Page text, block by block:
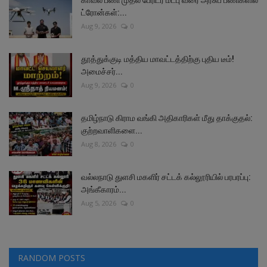
ட்ரோன்கள்:...
Aug 9, 2026 0
தூத்துக்குடி மத்திய மாவட்டத்திற்கு புதிய டீம்!
அமைச்சர்...
Aug 9, 2026 0
தமிழ்நாடு கிராம வங்கி அதிகாரிகள் மீது தாக்குதல்:
குற்றவாளிகளை...
Aug 8, 2026 0
வல்லநாடு துளசி மகளிர் சட்டக் கல்லூரியில் பரபரப்பு:
அங்கீகாரம்...
Aug 5, 2026 0
RANDOM POSTS